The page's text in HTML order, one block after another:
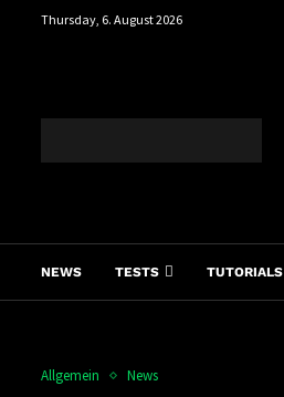
Thursday, 6. August 2026
NEWS TESTS TUTORIALS
Allgemein News